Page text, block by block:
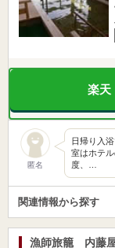
楽天
匿名
日帰り入
室はホテ
度、…
関連情報から探す
漁師旅籠 内藤